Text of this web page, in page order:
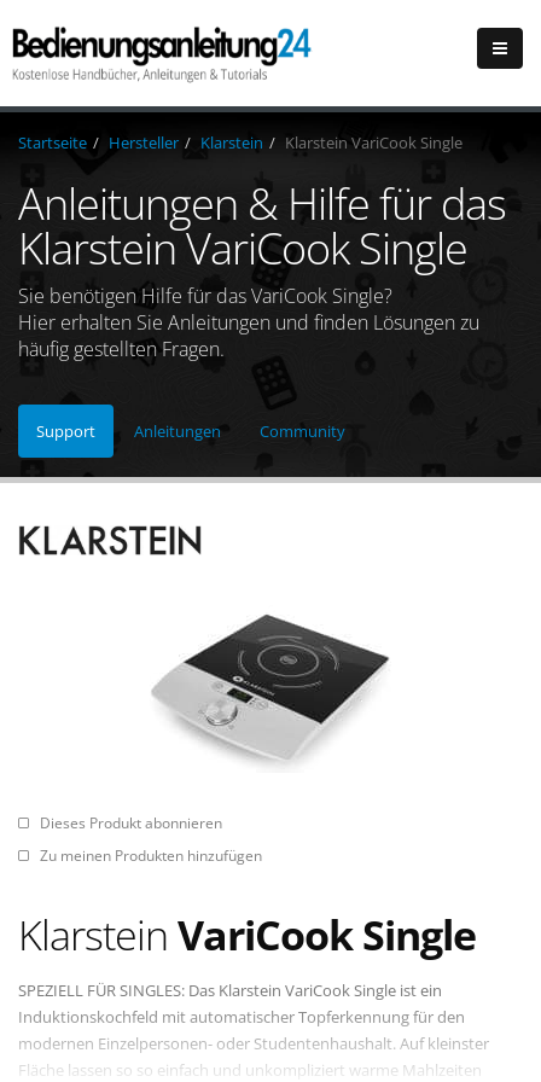
Startseite Hersteller Klarstein Klarstein VariCook Single
Anleitungen & Hilfe für das
Klarstein VariCook Single
Sie benötigen Hilfe für das VariCook Single?
Hier erhalten Sie Anleitungen und finden Lösungen zu
häufig gestellten Fragen.
Support Anleitungen Community
Dieses Produkt abonnieren
Zu meinen Produkten hinzufügen
KlarsteinVariCook Single
SPEZIELL FÜR SINGLES: Das Klarstein VariCook Single ist ein
Induktionskochfeld mit automatischer Topferkennung für den
modernen Einzelpersonen- oder Studentenhaushalt. Auf kleinster
Fläche lassen so so einfach und unkompliziert warme Mahlzeiten